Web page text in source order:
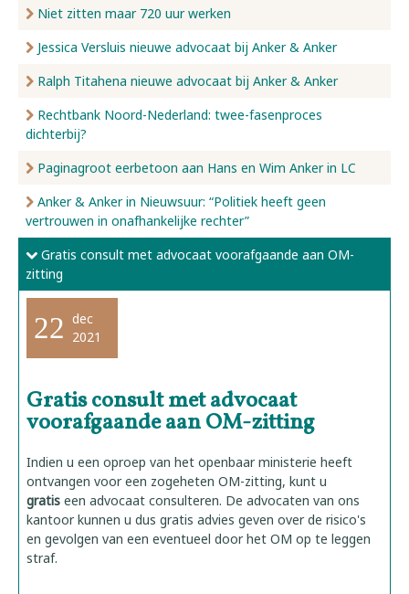
Niet zitten maar 720 uur werken
Jessica Versluis nieuwe advocaat bij Anker & Anker
Ralph Titahena nieuwe advocaat bij Anker & Anker
Rechtbank Noord-Nederland: twee-fasenproces
dichterbij?
Paginagroot eerbetoon aan Hans en Wim Anker in LC
Anker & Anker in Nieuwsuur: “Politiek heeft geen
vertrouwen in onafhankelijke rechter”
Gratis consult met advocaat voorafgaande aan OM-
zitting
22 dec
2021
Gratis consult met advocaat
voorafgaande aan OM-zitting
Indien u een oproep van het openbaar ministerie heeft
ontvangen voor een zogeheten OM-zitting, kunt u
gratis een advocaat consulteren. De advocaten van ons
kantoor kunnen u dus gratis advies geven over de risico's
en gevolgen van een eventueel door het OM op te leggen
straf.